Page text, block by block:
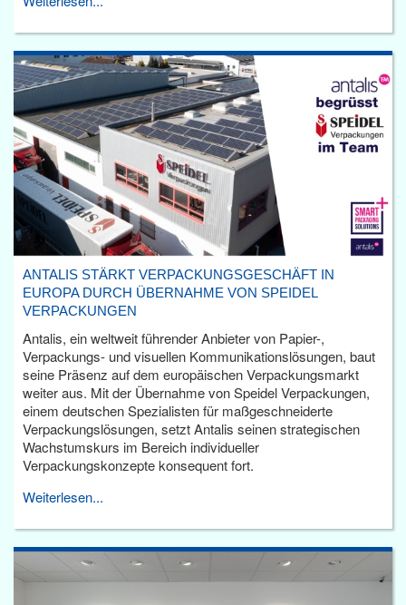
ANTALIS STÄRKT VERPACKUNGSGESCHÄFT IN
EUROPA DURCH ÜBERNAHME VON SPEIDEL
VERPACKUNGEN
Antalis, ein weltweit führender Anbieter von Papier-,
Verpackungs- und visuellen Kommunikationslösungen, baut
seine Präsenz auf dem europäischen Verpackungsmarkt
weiter aus. Mit der Übernahme von Speidel Verpackungen,
einem deutschen Spezialisten für maßgeschneiderte
Verpackungslösungen, setzt Antalis seinen strategischen
Wachstumskurs im Bereich individueller
Verpackungskonzepte konsequent fort.
Weiterlesen...